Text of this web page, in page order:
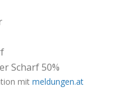
Scharf 50%
mit meldungen.at